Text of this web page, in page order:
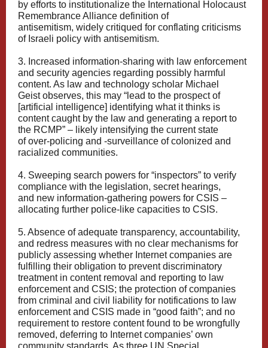
by efforts to institutionalize the International Holocaust
Remembrance Alliance definition of
antisemitism, widely critiqued for conflating criticisms
of Israeli policy with antisemitism.
3. Increased information-sharing with law enforcement
and security agencies regarding possibly harmful
content. As law and technology scholar Michael
Geistobserves, this may “lead to the prospect of
[artificial intelligence] identifying what it thinks is
content caught by the law and generating a report to
the RCMP” – likely intensifying the current state
ofover-policing and -surveillance of colonized and
racialized communities.
4. Sweeping search powers for “inspectors” to verify
compliance with the legislation, secret hearings,
and new information-gathering powers for CSIS –
allocating further police-like capacities to CSIS.
5. Absence of adequate transparency, accountability,
and redress measures with no clear mechanisms for
publicly assessing whether Internet companies are
fulfilling their obligation to prevent discriminatory
treatment in content removal and reporting to law
enforcement and CSIS; the protection of companies
from criminal and civil liability for notifications to law
enforcement and CSIS made in “good faith”; and no
requirement to restore content found to be wrongfully
removed, deferring to Internet companies’ own
community standards. As three UN Special